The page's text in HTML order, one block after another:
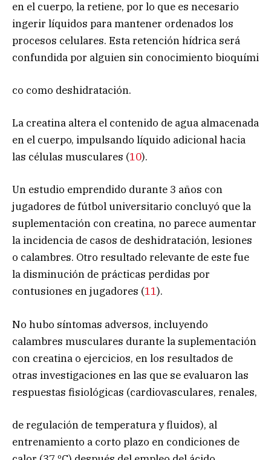
en el cuerpo, la retiene, por lo que es necesario
ingerir líquidos para mantener ordenados los
procesos celulares. Esta retención hídrica será
confundida por alguien sin conocimiento bioquími
co como deshidratación.
La creatina altera el contenido de agua almacenada
en el cuerpo, impulsando líquido adicional hacia
las células musculares (10).
Un estudio emprendido durante 3 años con
jugadores de fútbol universitario concluyó que la
suplementación con creatina, no parece aumentar
la incidencia de casos de deshidratación, lesiones
o calambres. Otro resultado relevante de este fue
la disminución de prácticas perdidas por
contusiones en jugadores (11).
No hubo síntomas adversos, incluyendo
calambres musculares durante la suplementación
con creatina o ejercicios, en los resultados de
otras investigaciones en las que se evaluaron las
respuestas fisiológicas (cardiovasculares, renales,
de regulación de temperatura y fluidos), al
entrenamiento a corto plazo en condiciones de